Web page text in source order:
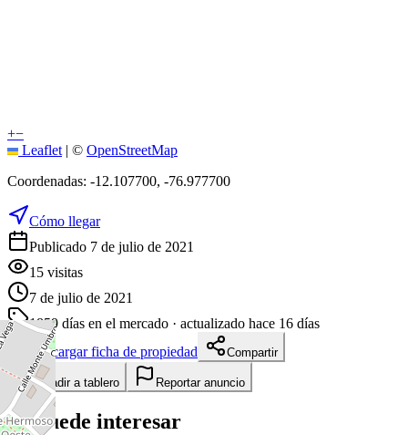
+−
Leaflet | © OpenStreetMap
Coordenadas: -12.107700, -76.977700
Cómo llegar
Publicado 7 de julio de 2021
15 visitas
7 de julio de 2021
1859 días en el mercado · actualizado hace 16 días
Descargar ficha de propiedad
Compartir
Añadir a tablero Reportar anuncio
Te puede interesar